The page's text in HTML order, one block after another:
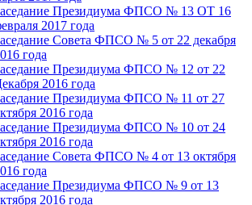
Президиума ФПСО № 13 ОТ 16
2017 года
Совета ФПСО № 5 от 22 декабря
года
Президиума ФПСО № 12 от 22
2016 года
Президиума ФПСО № 11 от 27
2016 года
Президиума ФПСО № 10 от 24
2016 года
Совета ФПСО № 4 от 13 октября
года
Президиума ФПСО № 9 от 13
2016 года